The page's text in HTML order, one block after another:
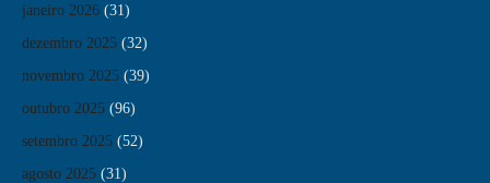
janeiro 2026 (31)
dezembro 2025 (32)
novembro 2025 (39)
outubro 2025 (96)
setembro 2025 (52)
agosto 2025 (31)